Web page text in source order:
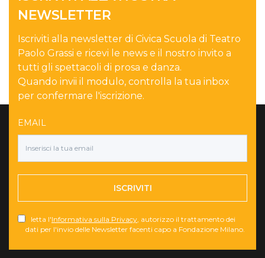
NEWSLETTER
Iscriviti alla newsletter di Civica Scuola di Teatro
Paolo Grassi e ricevi le news e il nostro invito a
tutti gli spettacoli di prosa e danza.
Quando invii il modulo, controlla la tua inbox
per confermare l'iscrizione.
EMAIL
ISCRIVITI
letta l'Informativa sulla Privacy, autorizzo il trattamento dei
dati per l'invio delle Newsletter facenti capo a Fondazione Milano.